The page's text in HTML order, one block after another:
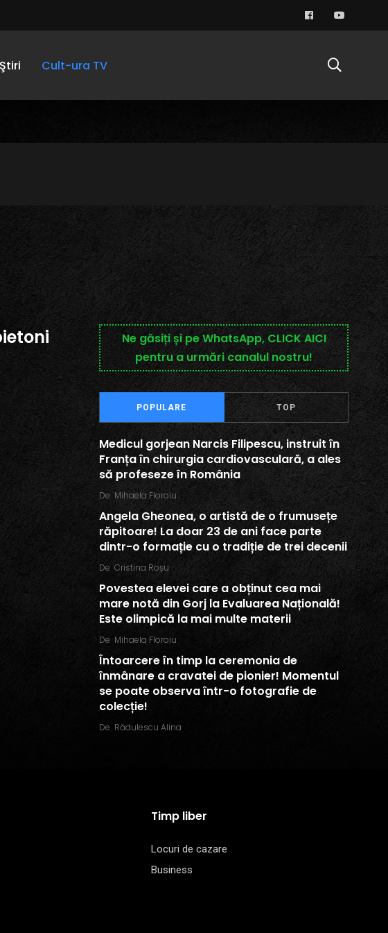
Ştiri Cult-ura TV
Ne găsiți și pe WhatsApp, CLICK AICI
pentru a urmări canalul nostru!
POPULARE TOP
Medicul gorjean Narcis Filipescu, instruit în
Franța în chirurgia cardiovasculară, a ales
să profeseze în România
De Mihaela Floroiu
Angela Gheonea, o artistă de o frumusețe
răpitoare! La doar 23 de ani face parte
dintr-o formație cu o tradiție de trei decenii
De Cristina Roșu
Povestea elevei care a obținut cea mai
mare notă din Gorj la Evaluarea Națională!
Este olimpică la mai multe materii
De Mihaela Floroiu
Întoarcere în timp la ceremonia de
înmânare a cravatei de pionier! Momentul
se poate observa într-o fotografie de
colecție!
De Rădulescu Alina
Timp liber
Locuri de cazare
Business